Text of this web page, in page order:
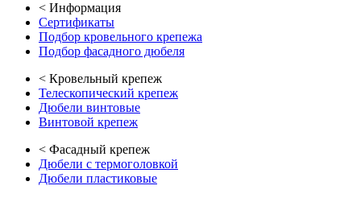
< Информация
Сертификаты
Подбор кровельного крепежа
Подбор фасадного дюбеля
< Кровельный крепеж
Телескопический крепеж
Дюбели винтовые
Винтовой крепеж
< Фасадный крепеж
Дюбели с термоголовкой
Дюбели пластиковые